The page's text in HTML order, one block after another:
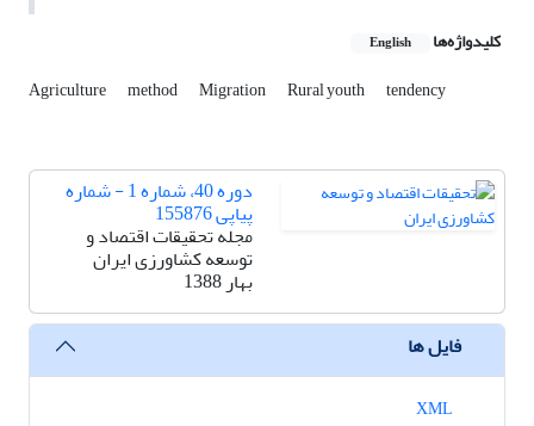
کلیدواژه‌ها English
Agriculture method Migration Rural youth tendency
دوره 40، شماره 1 - شماره
پیاپی 155876
مجله تحقیقات اقتصاد و
توسعه کشاورزی ایران
بهار 1388
فایل ها